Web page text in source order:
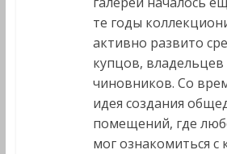
те годы
активно развито
купцов,
чиновников. Со
идея создания
помещений, где
мог ознакомиться с